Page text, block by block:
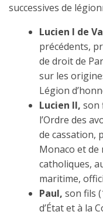
successives de
Lucien I de
précédents,
de droit de
sur les
Légion
Lucien II, son
l’Ordre des
de cassation,
Monaco et
catholiques,
maritime,
Paul, son fils
d’État et à la